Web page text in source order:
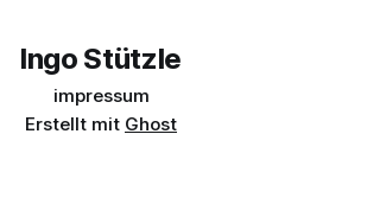
Ingo Stützle
impressum
Erstellt mit Ghost